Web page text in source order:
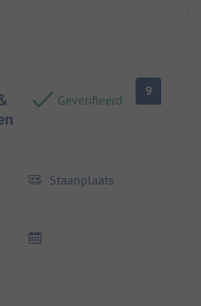
Geverifieerd
9
Staanplaats